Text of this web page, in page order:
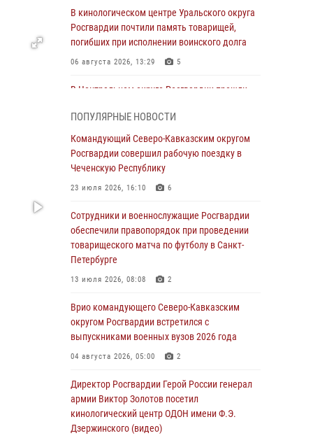
В кинологическом центре Уральского округа
Росгвардии почтили память товарищей,
погибших при исполнении воинского долга
06 августа 2026, 13:29 5
В Центральном округе Росгвардии прошли
И.К. Яковлева
06 августа 2026, 13:24
Росгвардейцы задержали мужчину,
открывшего стрельбу в Подмосковье (видео)
Росгвардейцы провели выставку вооружения
для участников сбора «Гвардеец» в Пензе
(видео)
06 августа 2026, 12:00
В Курске росгвардейцы приняли участие в
митинге, посвященном второй годовщине
вторжения ВСУ на территорию области
06 августа 2026, 11:56 4
В Санкт-Петербурге наряд Росгвардии
задержал правонарушителя, угрожавшего
подростку травматическим пистолетом
06 августа 2026, 11:33
ПОПУЛЯРНЫЕ НОВОСТИ
Командующий Северо-Кавказским округом
Росгвардии совершил рабочую поездку в
Чеченскую Республику
23 июля 2026, 16:10 6
Сотрудники и военнослужащие Росгвардии
обеспечили правопорядок при проведении
товарищеского матча по футболу в Санкт-
Петербурге
13 июля 2026, 08:08 2
Врио командующего Северо-Кавказским
округом Росгвардии встретился с
выпускниками военных вузов 2026 года
04 августа 2026, 05:00 2
Директор Росгвардии Герой России генерал
армии Виктор Золотов посетил
кинологический центр ОДОН имени Ф.Э.
Дзержинского (видео)